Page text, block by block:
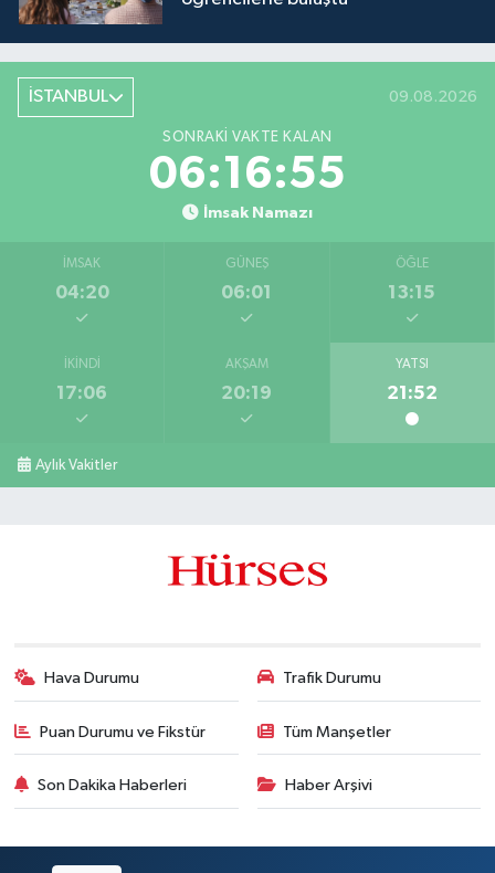
İSTANBUL 09.08.2026
SONRAKI VAKTE KALAN
06:16:55
İmsak Namazı
İMSAK
04:20
GÜNEŞ
06:01
ÖĞLE
13:15
İKINDI
17:06
AKŞAM
20:19
YATSI
21:52
Aylık Vakitler
Hava Durumu Trafik Durumu
Puan Durumu ve Fikstür Tüm Manşetler
Son Dakika Haberleri Haber Arşivi